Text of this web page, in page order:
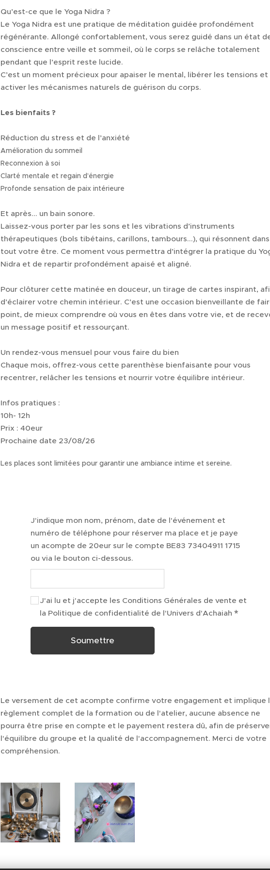
Qu’est-ce que le Yoga Nidra ?
Le Yoga Nidra est une pratique de méditation guidée profondément
régénérante. Allongé confortablement, vous serez guidé dans un état
conscience entre veille et sommeil, où le corps se relâche totalement
pendant que l’esprit reste lucide.
C’est un moment précieux pour apaiser le mental, libérer les tensions et
activer les mécanismes naturels de guérison du corps.
Les bienfaits ?
Réduction du stress et de l’anxiété
Amélioration du sommeil
Reconnexion à soi
Clarté mentale et regain d’énergie
Profonde sensation de paix intérieure
Et après... un bain sonore.
Laissez-vous porter par les sons et les vibrations d’instruments
thérapeutiques (bols tibétains, carillons, tambours...), qui résonnent dans
tout votre être. Ce moment vous permettra d’intégrer la pratique du
Nidra et de repartir profondément apaisé et aligné.
Pour clôturer cette matinée en douceur, un tirage de cartes inspirant,
d’éclairer votre chemin intérieur. C’est une occasion bienveillante de
point, de mieux comprendre où vous en êtes dans votre vie, et de
un message positif et ressourçant.
Un rendez-vous mensuel pour vous faire du bien
Chaque mois, offrez-vous cette parenthèse bienfaisante pour vous
recentrer, relâcher les tensions et nourrir votre équilibre intérieur.
Infos pratiques :
10h- 12h
Prix : 40eur
Prochaine date 23/08/26
Les places sont limitées pour garantir une ambiance intime et sereine.
J'indique mon nom, prénom, date de l'événement et
numéro de téléphone pour réserver ma place et je paye
un acompte de 20eur sur le compte BE83 73404911 1715
ou via le bouton ci-dessous.
J'ai lu et j'accepte les Conditions Générales de vente et
la Politique de confidentialité de l'Univers d'Achaiah
Soumettre
Le versement de cet acompte confirme votre engagement et implique
règlement complet de la formation ou de l'atelier, aucune absence ne
pourra être prise en compte et le payement restera dû, afin de
l'équilibre du groupe et la qualité de l'accompagnement. Merci de votre
compréhension.